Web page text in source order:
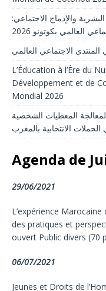
والإدماج الاجتماعي:
العالمي بكوتونو 2026
الاجتماعي العالمي
L’Éducation à l’Ère du
Développement et de
Mondial 2026
لمعالجة المعطيات الشخصية
الانتخابية بالمغرب
Agenda de
29/06/2021
L’expérience
des pratiques et
ouvert Public divers (70
06/07/2021
Jeunes et Droits de